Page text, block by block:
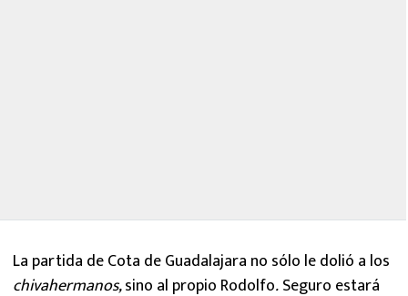
La partida de Cota de Guadalajara no sólo le dolió a los
chivahermanos,sino al propio Rodolfo.Seguro estará